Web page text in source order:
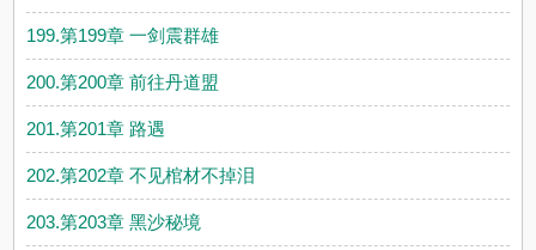
199.第199章 一剑震群雄
200.第200章 前往丹道盟
201.第201章 路遇
202.第202章 不见棺材不掉泪
203.第203章 黑沙秘境